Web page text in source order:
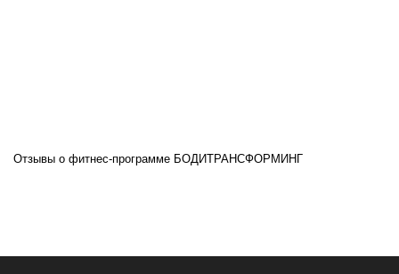
Отзывы о фитнес-программе БОДИТРАНСФОРМИНГ